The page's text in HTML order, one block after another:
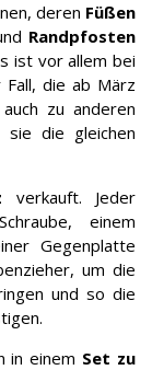
deren Füßen
Randpfosten
ist vor allem bei
Fall, die ab März
zu anderen
sie die gleichen
verkauft. Jeder
einem
Gegenplatte
um die
und so die
in einem Set zu